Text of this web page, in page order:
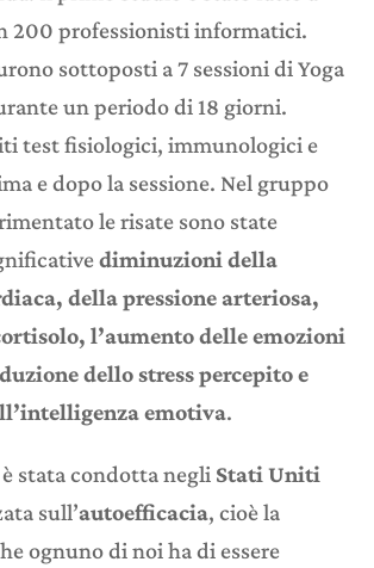
200 professionisti informatici.
sottoposti a 7 sessioni di Yoga
un periodo di 18 giorni.
test fisiologici, immunologici e
e dopo la sessione. Nel gruppo
le risate sono state
diminuzioni della
della pressione arteriosa,
l’aumento delle emozioni
dello stress percepito e
emotiva.
è stata condotta negli Stati Uniti
sull’autoefficacia, cioè la
ognuno di noi ha di essere